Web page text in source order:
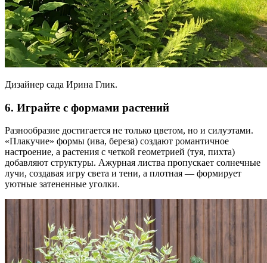
Дизайнер сада Ирина Глик.
6. Играйте с формами растений
Разнообразие достигается не только цветом, но и силуэтами.
«Плакучие» формы (ива, береза) создают романтичное
настроение, а растения с четкой геометрией (туя, пихта)
добавляют структуры. Ажурная листва пропускает солнечные
лучи, создавая игру света и тени, а плотная — формирует
уютные затененные уголки.